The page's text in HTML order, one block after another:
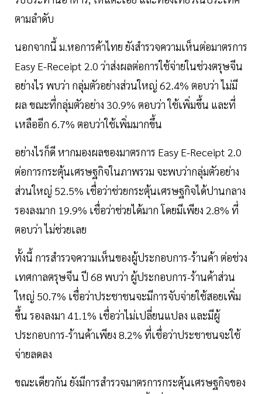
ตามลำดับ
นอกจากนี้ ม.หอการค้าไทย ยังสำรวจความเห็นต่อมาตรการ
Easy E-Receipt 2.0 ว่าส่งผลต่อการใช้จ่ายในช่วงตรุษจีน
อย่างไร พบว่า กลุ่มตัวอย่างส่วนใหญ่ 62.4% ตอบว่า ไม่มี
ผล ขณะที่กลุ่มตัวอย่าง 30.9% ตอบว่า ใช้เพิ่มขึ้น และที่
เหลืออีก 6.7% ตอบว่าใช้เพิ่มมากขึ้น
อย่างไรก็ดี หากมองผลของมาตรการ Easy E-Receipt 2.0
ต่อการกระตุ้นเศรษฐกิจในภาพรวม จะพบว่ากลุ่มตัวอย่าง
ส่วนใหญ่ 52.5% เชื่อว่าช่วยกระตุ้นเศรษฐกิจได้ปานกลาง
รองลงมาก 19.9% เชื่อว่าช่วยได้มาก โดยมีเพียง 2.8% ที่
ตอบว่า ไม่ช่วยเลย
ทั้งนี้ การสำรวจความเห็นของผู้ประกอบการ-ร้านค้า ต่อช่วง
เทศกาลตรุษจีน ปี 68 พบว่า ผู้ประกอบการ-ร้านค้าส่วน
ใหญ่ 50.7% เชื่อว่าประชาชนจะมีการจับจ่ายใช้สอยเพิ่ม
ขึ้น รองลงมา 41.1% เชื่อว่าไม่เปลี่ยนแปลง และมีผู้
ประกอบการ-ร้านค้าเพียง 8.2% ที่เชื่อว่าประชาชนจะใช้
จ่ายลดลง
ขณะเดียวกัน ยังมีการสำรวจมาตรการกระตุ้นเศรษฐกิจของ